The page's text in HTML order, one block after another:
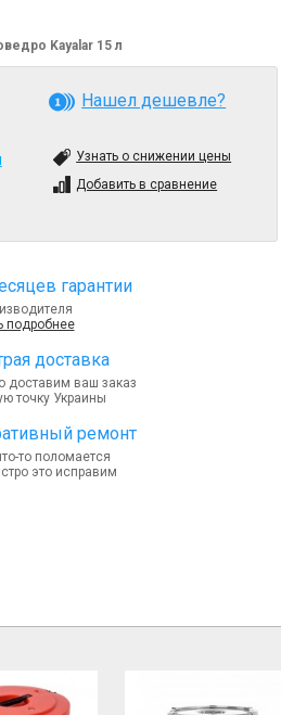
Kayalar 15 л
Нашел дешевле?
Узнать о снижении цены
Добавить в сравнение
гарантии
подробнее
доставка
доставим ваш заказ
точку Украины
ремонт
то поломается
это исправим